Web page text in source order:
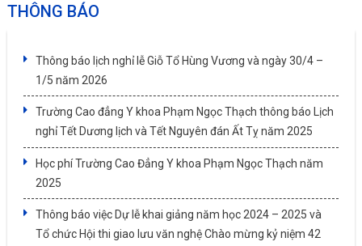
THÔNG BÁO
Thông báo lịch nghỉ lễ Giỗ Tổ Hùng Vương và ngày 30/4 –
1/5 năm 2026
Trường Cao đẳng Y khoa Phạm Ngọc Thạch thông báo Lịch
nghỉ Tết Dương lịch và Tết Nguyên đán Ất Tỵ năm 2025
Học phí Trường Cao Đẳng Y khoa Phạm Ngọc Thạch năm
2025
Thông báo việc Dự lễ khai giảng năm học 2024 – 2025 và
Tổ chức Hội thi giao lưu văn nghệ Chào mừng kỷ niệm 42